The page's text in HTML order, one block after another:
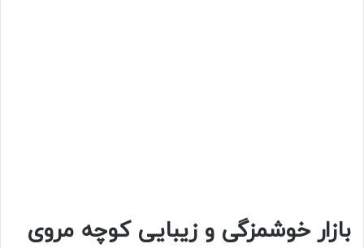
بازار خوشمزگی و زیبایی کوچه مروی